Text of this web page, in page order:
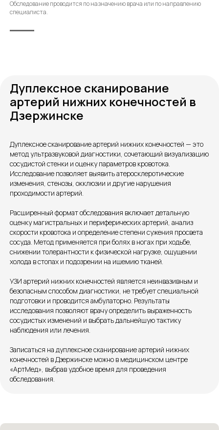
Обследование проводится по назначению врача или по направлению
специалиста.
Дуплексное сканирование
артерий нижних конечностей в
Дзержинске
Дуплексное сканирование артерий нижних конечностей — это
метод ультразвуковой диагностики, сочетающий визуализацию
сосудистой стенки и оценку параметров кровотока.
Исследование позволяет выявить атеросклеротические
изменения, стенозы, окклюзии и другие нарушения
проходимости артерий.
Расширенный формат обследования включает детальную
оценку магистральных и периферических артерий, анализ
скорости кровотока и определение степени сужения просвета
сосуда. Метод применяется при болях в ногах при ходьбе,
снижении толерантности к физической нагрузке, ощущении
холода в стопах и подозрении на ишемию тканей.
УЗИ артерий нижних конечностей является неинвазивным и
безопасным способом диагностики, не требует специальной
подготовки и проводится амбулаторно. Результаты
исследования позволяют врачу определить выраженность
сосудистых изменений и выбрать дальнейшую тактику
наблюдения или лечения.
Записаться на дуплексное сканирование артерий нижних
конечностей в Дзержинске можно в медицинском центре
«АртМед», выбрав удобное время для проведения
обследования.
Контакты
Пн.-пт. — с 08:00 до 20:00
Сб. — с 08:00 до 18:00
Вс. — с 08:00 до 15:00
+7 8313 248 248
Единый номер
Петрищева д.35.пом.3
Патоличева 21Д,П.1
На ремонте
Соглашение сookie
Подписывайся